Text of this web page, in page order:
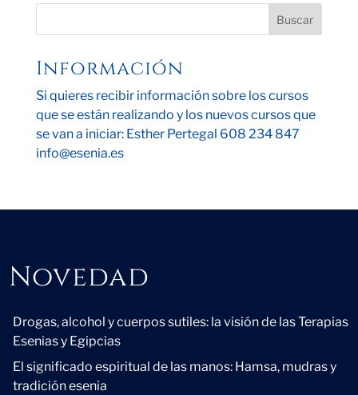
Información
Si quieres recibir información sobre los cursos
que se están realizando y los nuevos cursos que
se van a iniciar: Esther Pertegal 608 234 847
info@esenia.es
Novedad
Drogas, alcohol y cuerpos sutiles: la visión de las Terapias
Esenias y Egipcias
El significado espiritual de las manos: Hamsa, mudras y
tradición esenia